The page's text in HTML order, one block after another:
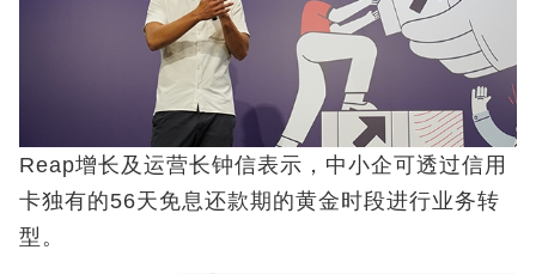
Reap增长及运营长钟信表示，中小企可透过信用
卡独有的56天免息还款期的黄金时段进行业务转
型。